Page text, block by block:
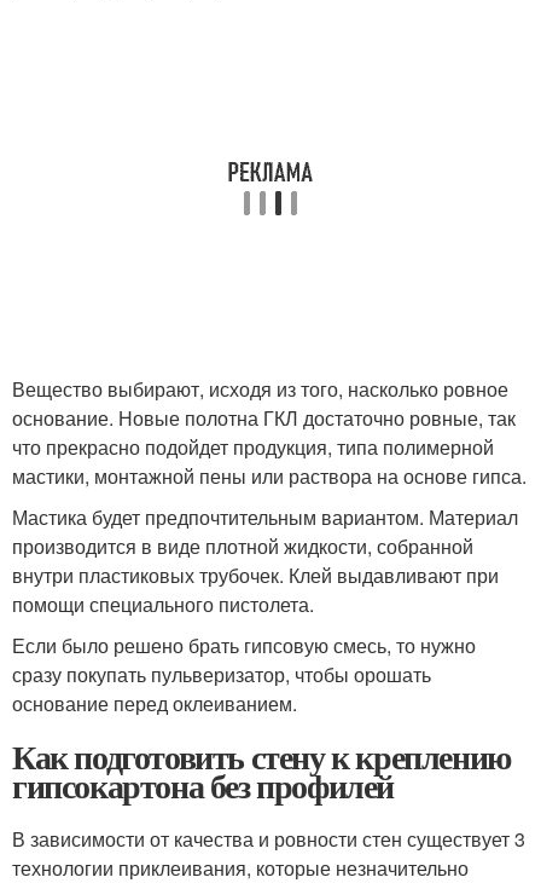
Вещество выбирают, исходя из того, насколько ровное
основание. Новые полотна ГКЛ достаточно ровные, так
что прекрасно подойдет продукция, типа полимерной
мастики, монтажной пены или раствора на основе гипса.
Мастика будет предпочтительным вариантом. Материал
производится в виде плотной жидкости, собранной
внутри пластиковых трубочек. Клей выдавливают при
помощи специального пистолета.
Если было решено брать гипсовую смесь, то нужно
сразу покупать пульверизатор, чтобы орошать
основание перед оклеиванием.
Как подготовить стену к креплению
гипсокартона без профилей
В зависимости от качества и ровности стен существует 3
технологии приклеивания, которые незначительно